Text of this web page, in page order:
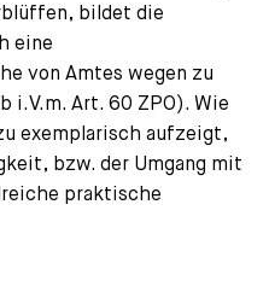
bildet die
eine
von Amtes wegen zu
i.V.m. Art. 60 ZPO). Wie
exemplarisch aufzeigt,
bzw. der Umgang mit
praktische